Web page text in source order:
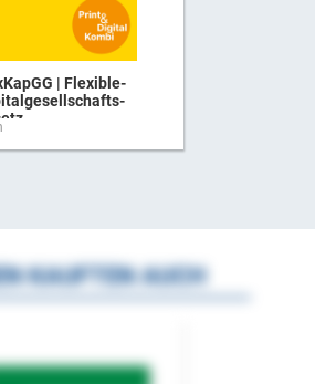
| Flexible-
...
KAUFTEN AUCH